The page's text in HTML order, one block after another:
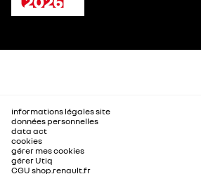
informations légales site
données personnelles
data act
cookies
gérer mes cookies
gérer Utiq
CGU shop.renault.fr